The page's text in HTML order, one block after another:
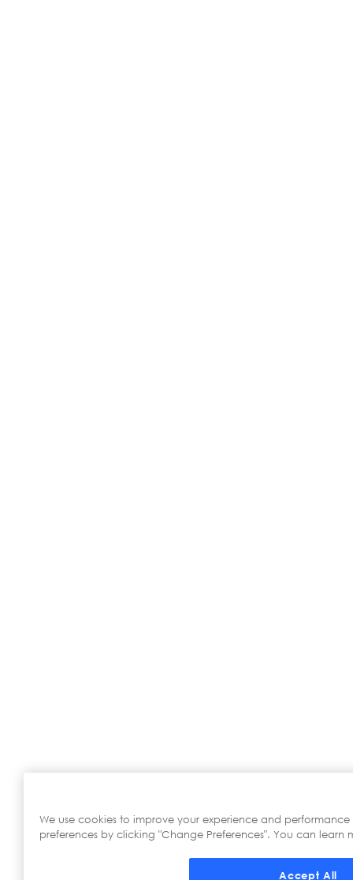
We use cookies to improve your experience and
preferences by clicking "Change Preferences". You can learn
Accept All